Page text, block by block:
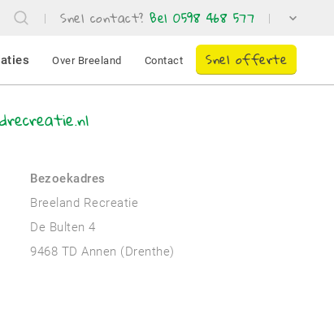
Snel contact? Bel 0598 468 577
Over Breeland Contact Snel offerte
Bezoekadres
Breeland Recreatie
De Bulten 4
9468 TD Annen (Drenthe)